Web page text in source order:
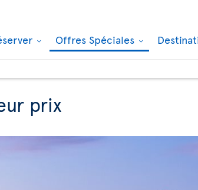
Offres Spéciales
prix